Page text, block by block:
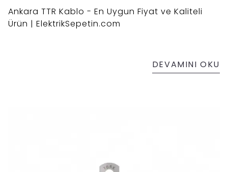
Ankara TTR Kablo - En Uygun Fiyat ve Kaliteli
Ürün | ElektrikSepetin.com
DEVAMINI OKU